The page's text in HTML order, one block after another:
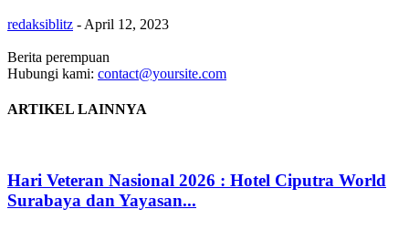
redaksiblitz - April 12, 2023
Berita perempuan
Hubungi kami: contact@yoursite.com
ARTIKEL LAINNYA
Hari Veteran Nasional 2026 : Hotel Ciputra World
Surabaya dan Yayasan...